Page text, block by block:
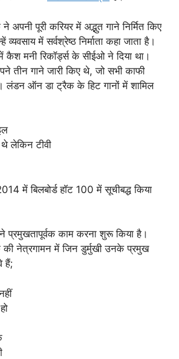
पूरी करियर में अद्भुत गाने निर्मित किए
में सर्वश्रेष्ठ निर्माता कहा जाता है।
कैश मनी रिकॉर्ड्स के सीईओ ने दिया था।
तीन गाने जारी किए थे, जो सभी काफी
लंडन ऑन डा ट्रैक के हिट गानों में शामिल
लेकिन टीवी
में बिलबोर्ड हॉट 100 में सूचीबद्ध किया
प्रमुखतापूर्वक काम करना शुरू किया है।
नेत्रगामन में जिन डुर्मुखी उनके प्रमुख
हैं;